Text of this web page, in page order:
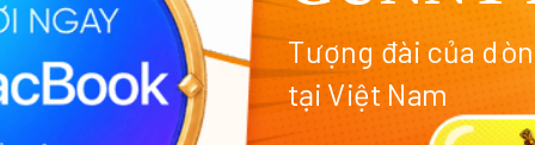
Tượng đài của
tại Việt Nam